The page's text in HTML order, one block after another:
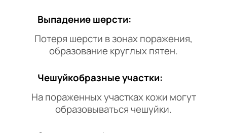
Выпадение шерсти:
Потеря шерсти в зонах поражения,
образование круглых пятен.
Чешуйкобразные участки:
На пораженных участках кожи могут
образовываться чешуйки.